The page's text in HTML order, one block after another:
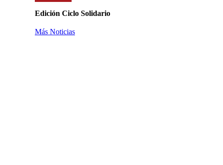
Edición Ciclo Solidario
Más Noticias